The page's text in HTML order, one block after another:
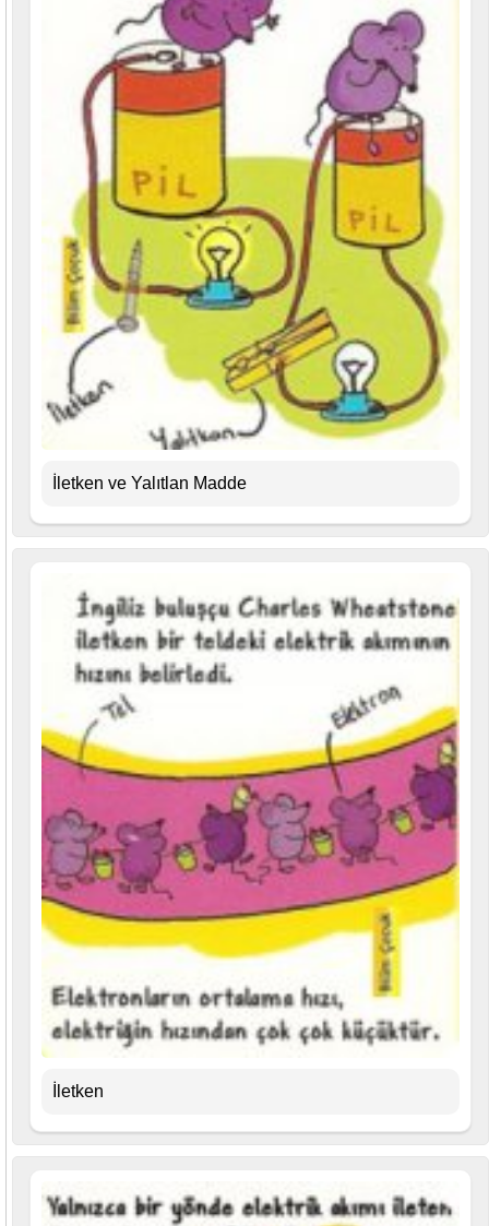
İletken ve Yalıtlan Madde
İletken